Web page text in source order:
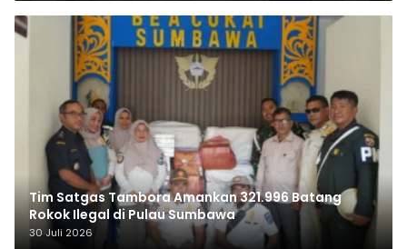
Tim Satgas Tambora Amankan 321.996 Batang
Rokok Ilegal di Pulau Sumbawa
30 Juli 2026